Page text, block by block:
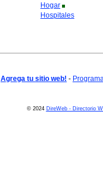
Hogar
Hospitales
Agrega tu sitio web! -
© 2024 DireWeb - Directorio